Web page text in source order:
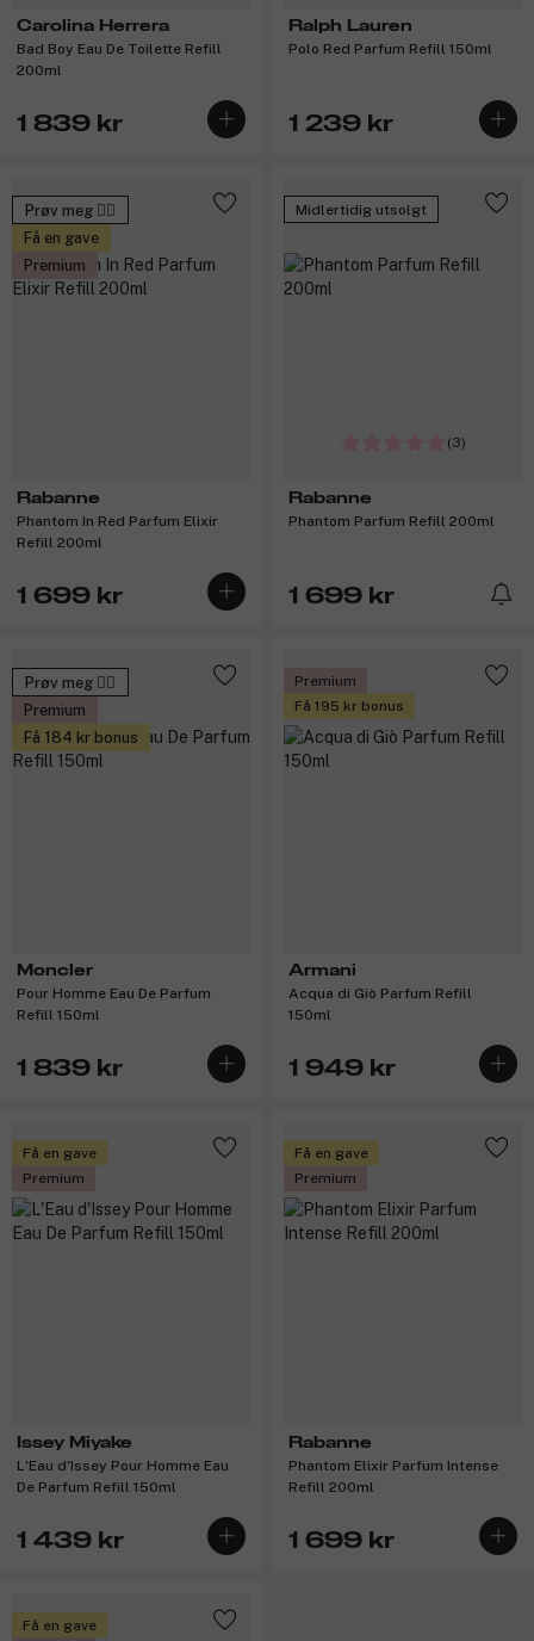
Carolina Herrera
Bad Boy Eau De Toilette Refill
200ml
1 839 kr
Ralph Lauren
Polo Red Parfum Refill 150ml
1 239 kr
Prøv meg 🙋‍♀️
Få en gave
Premium
Rabanne
Phantom In Red Parfum Elixir
Refill 200ml
1 699 kr
Midlertidig utsolgt
(3)
Rabanne
Phantom Parfum Refill 200ml
1 699 kr
Prøv meg 🙋‍♀️
Premium
Få 184 kr bonus
Moncler
Pour Homme Eau De Parfum
Refill 150ml
1 839 kr
Premium
Få 195 kr bonus
Armani
Acqua di Giò Parfum Refill
150ml
1 949 kr
Få en gave
Premium
Issey Miyake
L'Eau d'Issey Pour Homme Eau
De Parfum Refill 150ml
1 439 kr
Få en gave
Premium
Rabanne
Phantom Elixir Parfum Intense
Refill 200ml
1 699 kr
Få en gave